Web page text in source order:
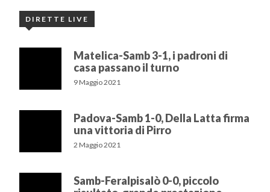
DIRETTE LIVE
Matelica-Samb 3-1, i padroni di
casa passano il turno
9 Maggio 2021
Padova-Samb 1-0, Della Latta firma
una vittoria di Pirro
2 Maggio 2021
Samb-Feralpisalò 0-0, piccolo